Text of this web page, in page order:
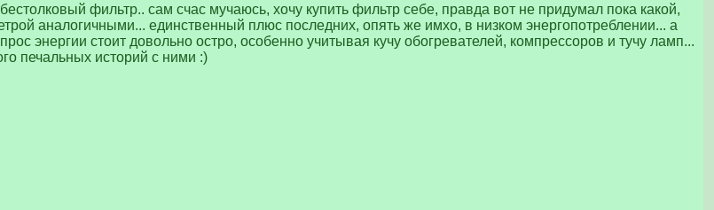
фильтр.. сам счас мучаюсь, хочу купить фильтр себе, правда вот не придумал пока какой,
аналогичными... единственный плюс последних, опять же имхо, в низком энергопотреблении... а
энергии стоит довольно остро, особенно учитывая кучу обогревателей, компрессоров и тучу ламп...
печальных историй с ними :)